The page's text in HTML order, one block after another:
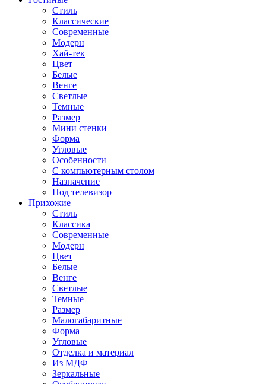
Стиль
Классические
Современные
Модерн
Хай-тек
Цвет
Белые
Венге
Светлые
Темные
Размер
Мини стенки
Форма
Угловые
Особенности
С компьютерным столом
Назначение
Под телевизор
Прихожие
Стиль
Классика
Современные
Модерн
Цвет
Белые
Венге
Светлые
Темные
Размер
Малогабаритные
Форма
Угловые
Отделка и материал
Из МДФ
Зеркальные